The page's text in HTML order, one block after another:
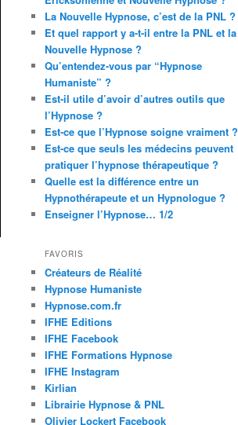
La Nouvelle Hypnose, c’est de la PNL ?
Et quel rapport y a-t-il entre la PNL et la
Nouvelle Hypnose ?
Qu’entendez-vous par “Hypnose
Humaniste” ?
Est-il utile d’avoir d’autres outils que
l’Hypnose ?
Est-ce que l’Hypnose soigne vraiment ?
Est-ce que seuls les médecins peuvent
pratiquer l’hypnose thérapeutique ?
Quelle est la différence entre un
Hypnothérapeute et un Hypnologue ?
Enseigner l’Hypnose… 1/2
FAVORIS
Créateurs de Réalité
Hypnose Humaniste
Hypnose.com.fr
IFHE Editions
IFHE Facebook
IFHE Formations Hypnose
IFHE Instagram
Kirlian
Librairie Hypnose & PNL
Olivier Lockert Facebook